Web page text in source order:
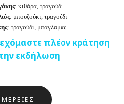
: κιθάρα, τραγούδι
: μπουζούκι, τραγούδι
: τραγούδι, μπαγλαμάς
πλέον κράτηση
εκδήλωση